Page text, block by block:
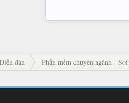
Diễn đàn Phần mềm chuyên ngành -